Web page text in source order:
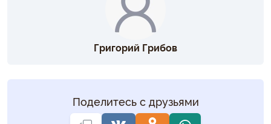
Григорий Грибов
Поделитесь с друзьями